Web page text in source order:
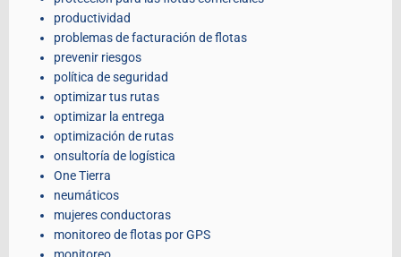
productividad
problemas de facturación de flotas
prevenir riesgos
política de seguridad
optimizar tus rutas
optimizar la entrega
optimización de rutas
onsultoría de logística
One Tierra
neumáticos
mujeres conductoras
monitoreo de flotas por GPS